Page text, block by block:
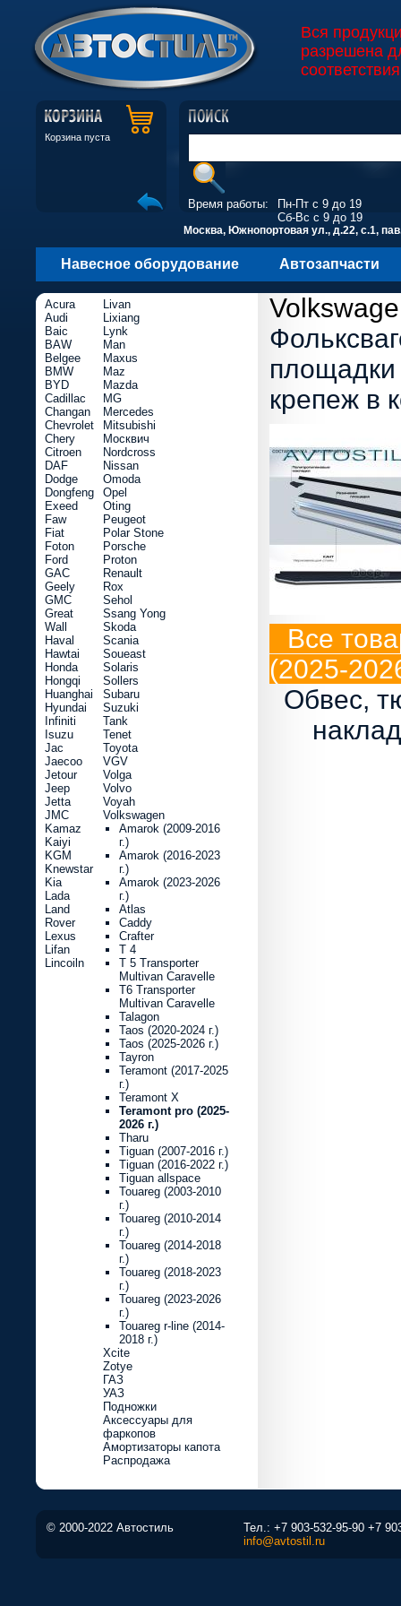
Вся
разрешена
Корзина пуста
Время работы:
Пн-Пт с 9 до 19
Сб-Вс с 9 до 19
Москва, Южнопортовая ул., д.22, с.1,
Навесное оборудование Автозапчасти
площадки
крепеж в
Все
(2025-
Обвес,
Acura
Audi
Baic
BAW
Belgee
BMW
BYD
Cadillac
Changan
Chevrolet
Chery
Citroen
DAF
Dodge
Dongfeng
Exeed
Faw
Fiat
Foton
Ford
GAC
Geely
GMC
Great
Wall
Haval
Hawtai
Honda
Hongqi
Huanghai
Hyundai
Infiniti
Isuzu
Jac
Jaecoo
Jetour
Jeep
Jetta
JMC
Kamaz
Kaiyi
KGM
Knewstar
Kia
Lada
Land
Rover
Lexus
Lifan
Lincoiln
Livan
Lixiang
Lynk
Man
Maxus
Maz
Mazda
MG
Mercedes
Mitsubishi
Москвич
Nordcross
Nissan
Omoda
Opel
Oting
Peugeot
Polar Stone
Porsche
Proton
Renault
Rox
Sehol
Ssang Yong
Skoda
Scania
Soueast
Solaris
Sollers
Subaru
Suzuki
Tank
Tenet
Toyota
VGV
Volga
Volvo
Voyah
Volkswagen
Amarok (2009-2016
г.)
Amarok (2016-2023
г.)
Amarok (2023-2026
г.)
Atlas
Caddy
Crafter
T 4
T 5 Transporter
Multivan Caravelle
T6 Transporter
Multivan Caravelle
Talagon
Taos (2020-2024 г.)
Taos (2025-2026 г.)
Tayron
Teramont (2017-2025
г.)
Teramont X
Teramont pro (2025-
2026 г.)
Tharu
Tiguan (2007-2016 г.)
Tiguan (2016-2022 г.)
Tiguan allspace
Touareg (2003-2010
г.)
Touareg (2010-2014
г.)
Touareg (2014-2018
г.)
Touareg (2018-2023
г.)
Touareg (2023-2026
г.)
Touareg r-line (2014-
2018 г.)
Xcite
Zotye
ГАЗ
УАЗ
Подножки
Аксессуары для
фаркопов
Амортизаторы капота
Распродажа
© 2000-2022 Автостиль Тел.: +7 903-532-95-90 +7
info@avtostil.ru